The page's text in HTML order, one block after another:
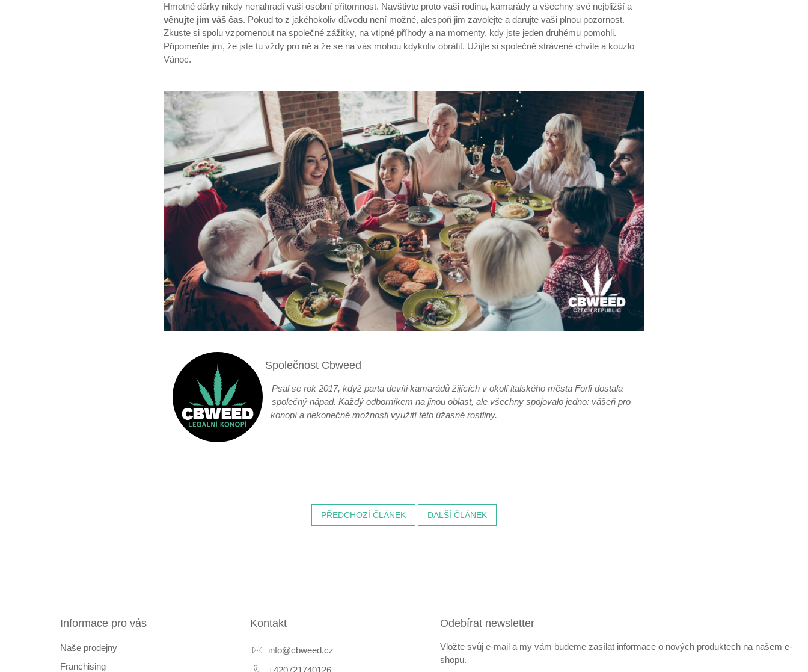
Hmotné dárky nikdy nenahradí vaši osobní přítomnost. Navštivte proto vaši rodinu, kamarády a všechny své nejbližší a
věnujte jim váš čas. Pokud to z jakéhokoliv důvodu není možné, alespoň jim zavolejte a darujte vaši plnou pozornost.
Zkuste si spolu vzpomenout na společné zážitky, na vtipné příhody a na momenty, kdy jste jeden druhému pomohli.
Připomeňte jim, že jste tu vždy pro ně a že se na vás mohou kdykoliv obrátit. Užijte si společně strávené chvíle a kouzlo
Vánoc.
Společnost Cbweed
Psal se rok 2017, když parta devíti kamarádů žijících v okolí italského města Forlì dostala
společný nápad. Každý odborníkem na jinou oblast, ale všechny spojovalo jedno: vášeň pro
konopí a nekonečné možnosti využití této úžasné rostliny.
PŘEDCHOZÍ ČLÁNEK DALŠÍ ČLÁNEK
Informace pro vás
Naše prodejny
Franchising
Kontakt
info@cbweed.cz
+420721740126
Odebírat newsletter
Vložte svůj e-mail a my vám budeme zasílat informace o nových produktech na našem e-
shopu.